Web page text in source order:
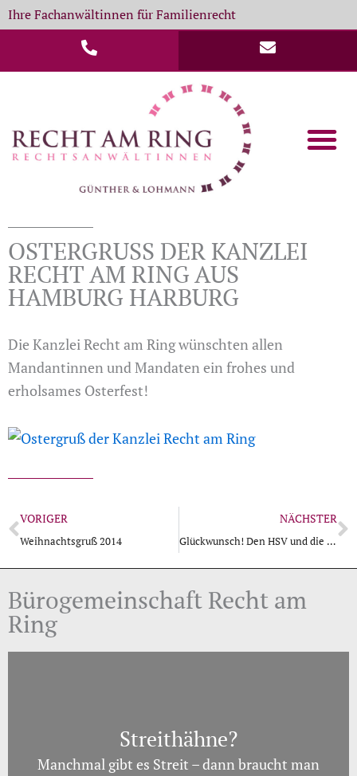
Zum
Inhalt
Ihre Fachanwältinnen für Familienrecht
OSTERGRUSS DER KANZLEI R
ECHT AM RING AUS H
AMBURG HARBURG
Die Kanzlei Recht am Ring wünschten allen
Mandantinnen und Mandaten ein frohes und
erholsames Osterfest!
Zurück
VORIGER
Weihnachtsgruß 2014
NÄCHSTER
Glückwunsch! Den HSV und die Kanzlei Recht am Ring verbindet weiterhin die Erstklassigkeit!
Bürogemeinschaft Recht am
Ring
Streithähne?
Manchmal gibt es Streit – dann braucht man